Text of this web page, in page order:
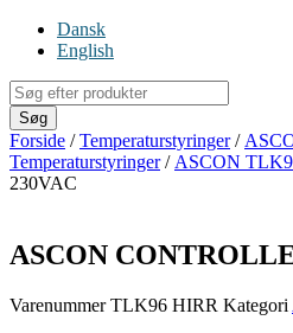
Dansk
English
Products
search
Søg
Forside /Temperaturstyringer/
Temperaturstyringer/ ASCON
230VAC
ASCON
VarenummerTLK96 HIRR Kategori